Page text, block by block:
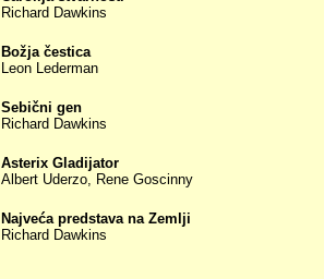
Richard Dawkins
Božja čestica
Leon Lederman
Sebični gen
Richard Dawkins
Asterix Gladijator
Albert Uderzo, Rene Goscinny
Najveća predstava na Zemlji
Richard Dawkins